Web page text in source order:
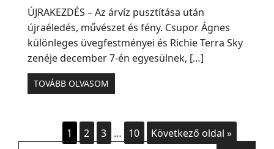
ÚJRAKEZDÉS – Az árvíz pusztítása után
újraéledés, művészet és fény. Csupor Ágnes
különleges üvegfestményei és Richie Terra Sky
zenéje december 7-én egyesülnek, […]
TOVÁBB OLVASOM
1 2 3 … 10 Következő oldal »